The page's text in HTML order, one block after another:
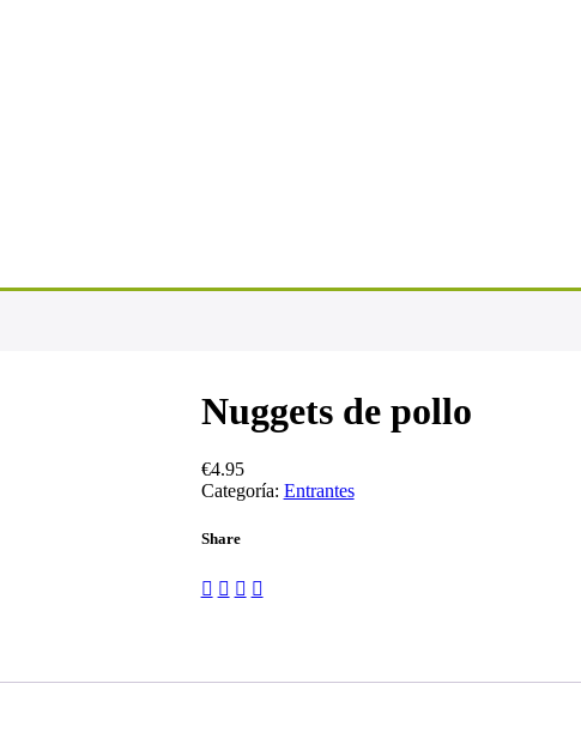
Nuggets de pollo
€4.95
Categoría: Entrantes
Share